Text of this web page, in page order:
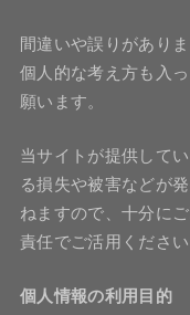
間違いや誤りがあり
個人的な考え方も入
願います。
当サイトが提供して
る損失や被害などが
ねますので、十分に
責任でご活用ください
個人情報の利用目的